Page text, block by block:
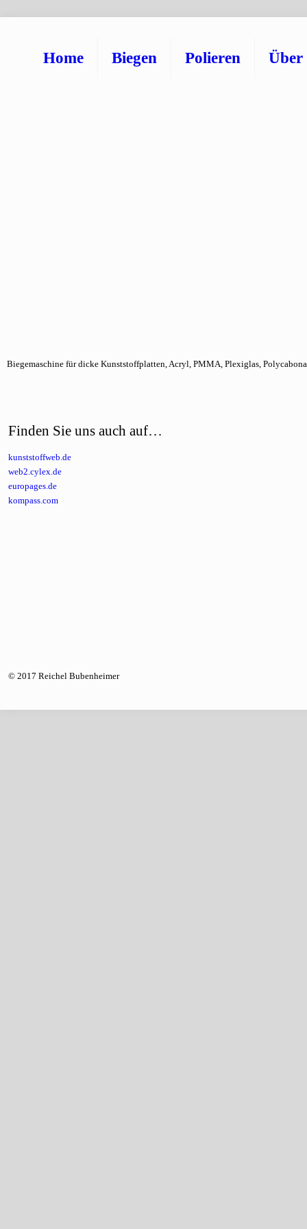
Home Biegen Polieren Über
Biegemaschine für dicke Kunststoffplatten, Acryl, PMMA, Plexiglas,
Finden Sie uns auch auf…
kunststoffweb.de
web2.cylex.de
europages.de
kompass.com
© 2017 Reichel Bubenheimer